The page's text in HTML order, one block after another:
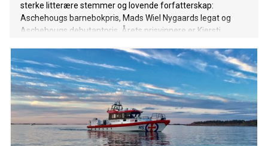
sterke litterære stemmer og lovende forfatterskap:
Aschehougs barnebokpris, Mads Wiel Nygaards legat og
Aschehougs debutantpris. Årets prisvinnere er Kjersti
Tilrem. Prisene ble utdelt under Aschehougs vinterseminar
for forfatterne i Aschehougs villa i Drammensveien.